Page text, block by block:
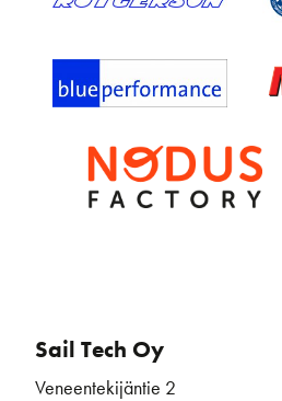
Sail Tech Oy
Veneentekijäntie 2